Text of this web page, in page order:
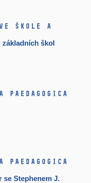
škole a
základních škol
paedagogica
paedagogica
Stephenem J.